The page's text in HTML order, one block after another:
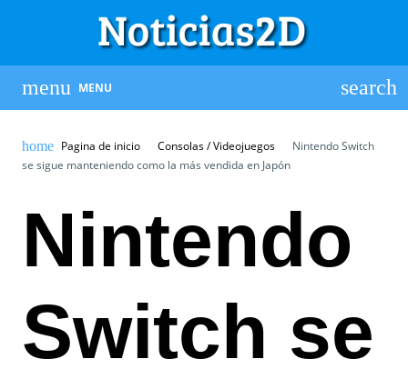
MENU
Pagina de inicio Consolas / Videojuegos
Nintendo Switch
se sigue manteniendo como la más vendida en Japón
Nintendo
Switch se